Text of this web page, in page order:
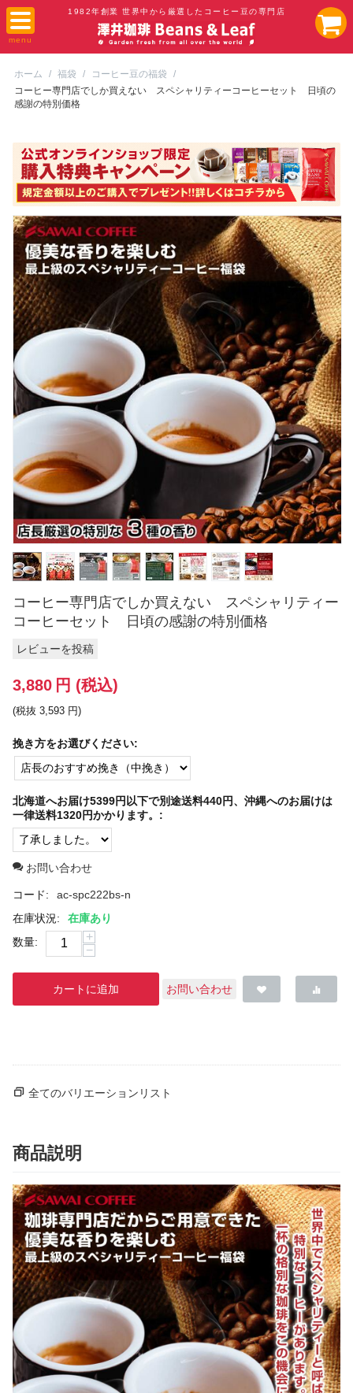
1982年創業 世界中から厳選したコーヒー豆の専門店
ホーム / 福袋 / コーヒー豆の福袋
/
コーヒー専門店でしか買えない スペシャリティーコーヒーセット 日頃の
感謝の特別価格
コーヒー専門店でしか買えない スペシャリティー
コーヒーセット 日頃の感謝の特別価格
レビューを投稿
3,880 円 (税込)
(税抜 3,593 円)
挽き方をお選びください:
北海道へお届け5399円以下で別途送料440円、沖縄へのお届けは
一律送料1320円かかります。:
お問い合わせ
コード:
ac-spc222bs-n
在庫状況:
在庫あり
数量:
+
−
カートに追加 お問い合わせ
全てのバリエーションリスト
商品説明